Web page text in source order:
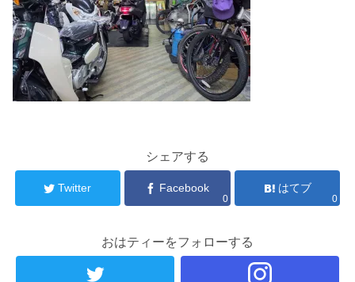
シェアする
Twitter Facebook
0
はてブ
0
おはティーをフォローする